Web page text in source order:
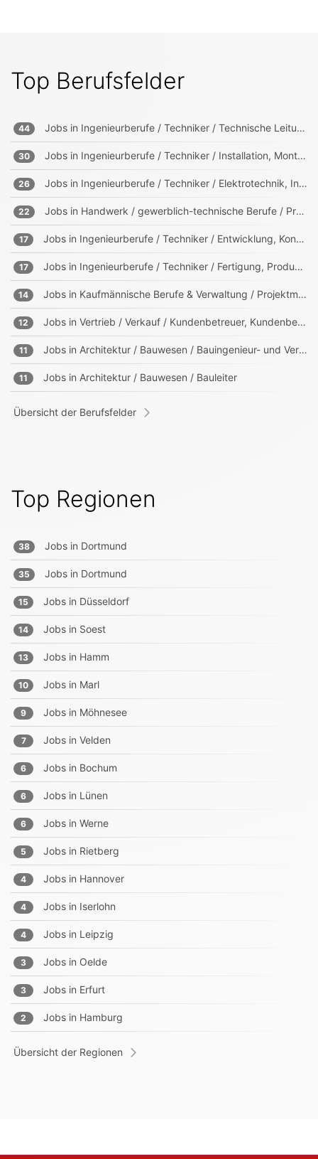
Top Berufsfelder
44 Jobs in Ingenieurberufe / Techniker / Technische Leitung, Projektleitung
30 Jobs in Ingenieurberufe / Techniker / Installation, Montage, Wartung
26 Jobs in Ingenieurberufe / Techniker / Elektrotechnik, Informationstechnik, Mechatronik
22 Jobs in Handwerk / gewerblich-technische Berufe / Produktion
17 Jobs in Ingenieurberufe / Techniker / Entwicklung, Konstruktion, Produktmanagement
17 Jobs in Ingenieurberufe / Techniker / Fertigung, Produktion
14 Jobs in Kaufmännische Berufe & Verwaltung / Projektmanagement, Projektleitung
12 Jobs in Vertrieb / Verkauf / Kundenbetreuer, Kundenberater
11 Jobs in Architektur / Bauwesen / Bauingenieur- und Vermessungswesen
11 Jobs in Architektur / Bauwesen / Bauleiter
Übersicht der Berufsfelder
Top Regionen
38 Jobs in Dortmund
35 Jobs in Dortmund
15 Jobs in Düsseldorf
14 Jobs in Soest
13 Jobs in Hamm
10 Jobs in Marl
9 Jobs in Möhnesee
7 Jobs in Velden
6 Jobs in Bochum
6 Jobs in Lünen
6 Jobs in Werne
5 Jobs in Rietberg
4 Jobs in Hannover
4 Jobs in Iserlohn
4 Jobs in Leipzig
3 Jobs in Oelde
3 Jobs in Erfurt
2 Jobs in Hamburg
Übersicht der Regionen